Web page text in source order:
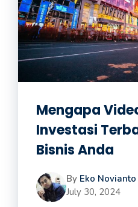
Mengapa
Investasi
Bisnis Anda
By Eko Novianto
July 30, 2024